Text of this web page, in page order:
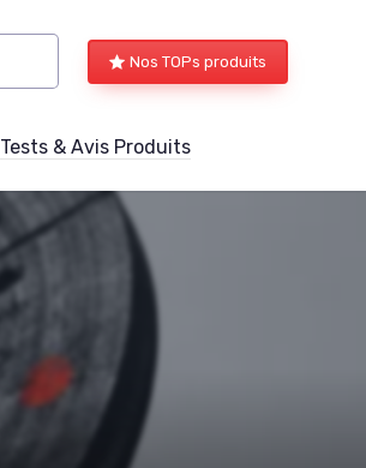
Nos TOPs produits
Tests & Avis Produits